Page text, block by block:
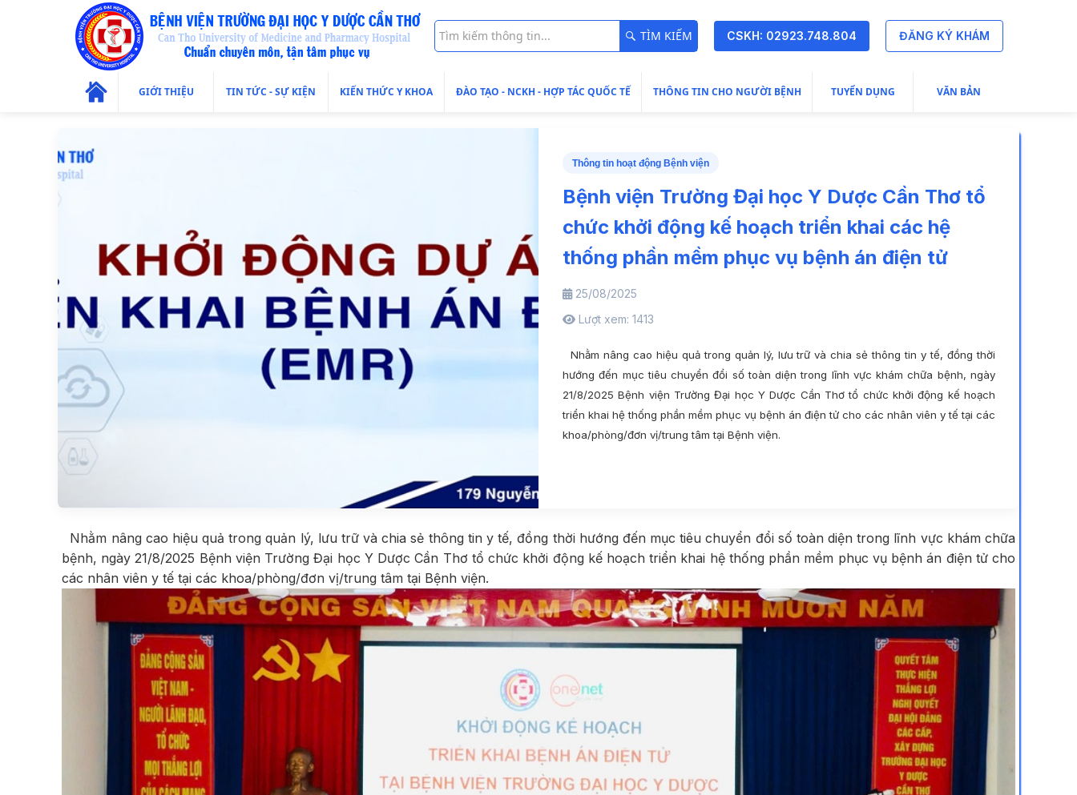
TÌM KIẾM CSKH: 02923.748.804 ĐĂNG KÝ KHÁM
GIỚI THIỆU TIN TỨC - SỰ KIỆN KIẾN THỨC Y KHOA ĐÀO TẠO - NCKH - HỢP TÁC QUỐC TẾ THÔNG TIN CHO NGƯỜI BỆNH TUYỂN DỤNG VĂN BẢN
Thông tin hoạt động Bệnh viện
Bệnh viện Trường Đại học Y Dược Cần Thơ tổ
chức khởi động kế hoạch triển khai các hệ
thống phần mềm phục vụ bệnh án điện tử
25/08/2025
Lượt xem: 1413
Nhằm nâng cao hiệu quả trong quản lý, lưu trữ và chia sẻ thông tin y tế, đồng thời
hướng đến mục tiêu chuyển đổi số toàn diện trong lĩnh vực khám chữa bệnh, ngày
21/8/2025 Bệnh viện Trường Đại học Y Dược Cần Thơ tổ chức khởi động kế hoạch
triển khai hệ thống phần mềm phục vụ bệnh án điện tử cho các nhân viên y tế tại các
khoa/phòng/đơn vị/trung tâm tại Bệnh viện.
Nhằm nâng cao hiệu quả trong quản lý, lưu trữ và chia sẻ thông tin y tế, đồng thời hướng đến mục tiêu chuyển đổi số toàn diện trong lĩnh vực khám chữa
bệnh, ngày 21/8/2025 Bệnh viện Trường Đại học Y Dược Cần Thơ tổ chức khởi động kế hoạch triển khai hệ thống phần mềm phục vụ bệnh án điện tử cho
các nhân viên y tế tại các khoa/phòng/đơn vị/trung tâm tại Bệnh viện.